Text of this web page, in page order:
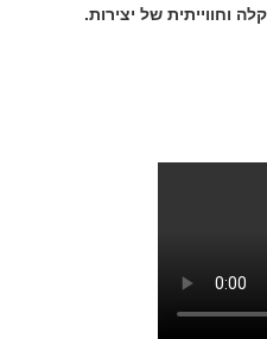
וחווייתית של יצירות.